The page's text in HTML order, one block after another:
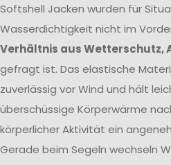
Softshell Jacken wurden für
Wasserdichtigkeit nicht im
Verhältnis aus
gefragt ist. Das elastische
zuverlässig vor Wind und hält
überschüssige Körperwärme
körperlicher Aktivität ein
Gerade beim Segeln wechseln